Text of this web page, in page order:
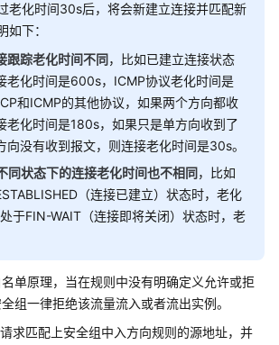
老化时间30s后，将会新建立连接并匹配新
如下：
跟踪老化时间不同，比如已建立连接状态
老化时间是600s，ICMP协议老化时间是
和ICMP的其他协议，如果两个方向都收
老化时间是180s，如果只是单方向收到了
向没有收到报文，则连接老化时间是30s。
同状态下的连接老化时间也不相同，比如
（连接已建立）状态时，老化
于FIN-WAIT（连接即将关闭）状态时，老
单原理，当在规则中没有明确定义允许或拒
组一律拒绝该流量流入或者流出实例。
求匹配上安全组中入方向规则的源地址，并